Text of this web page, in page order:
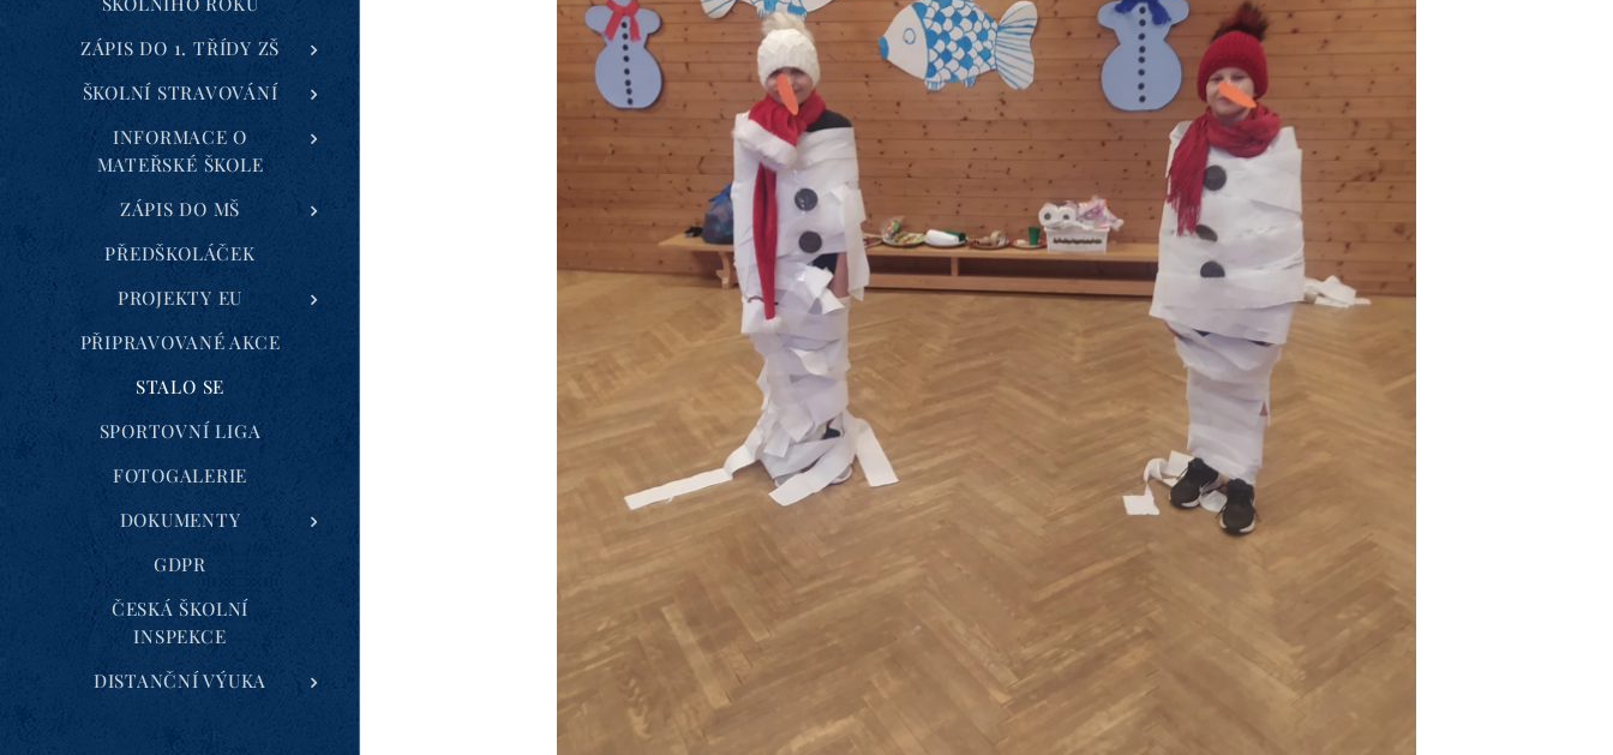
ZÁPIS DO 1. TŘÍDY ZŠ
ŠKOLNÍ STRAVOVÁNÍ
INFORMACE O
MATEŘSKÉ ŠKOLE
ZÁPIS DO MŠ
PŘEDŠKOLÁČEK
PROJEKTY EU
PŘIPRAVOVANÉ AKCE
STALO SE
SPORTOVNÍ LIGA
FOTOGALERIE
DOKUMENTY
GDPR
ČESKÁ ŠKOLNÍ
INSPEKCE
DISTANČNÍ VÝUKA